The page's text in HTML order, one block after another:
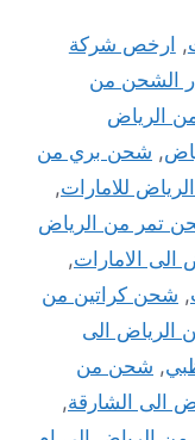
, ارخص شركة
الشحن من
الرياض
, شحن بري من
للامارات,
تمر من الرياض
الامارات,
, شحن كراتين من
الرياض الى
, شحن من
الى الشارقة,